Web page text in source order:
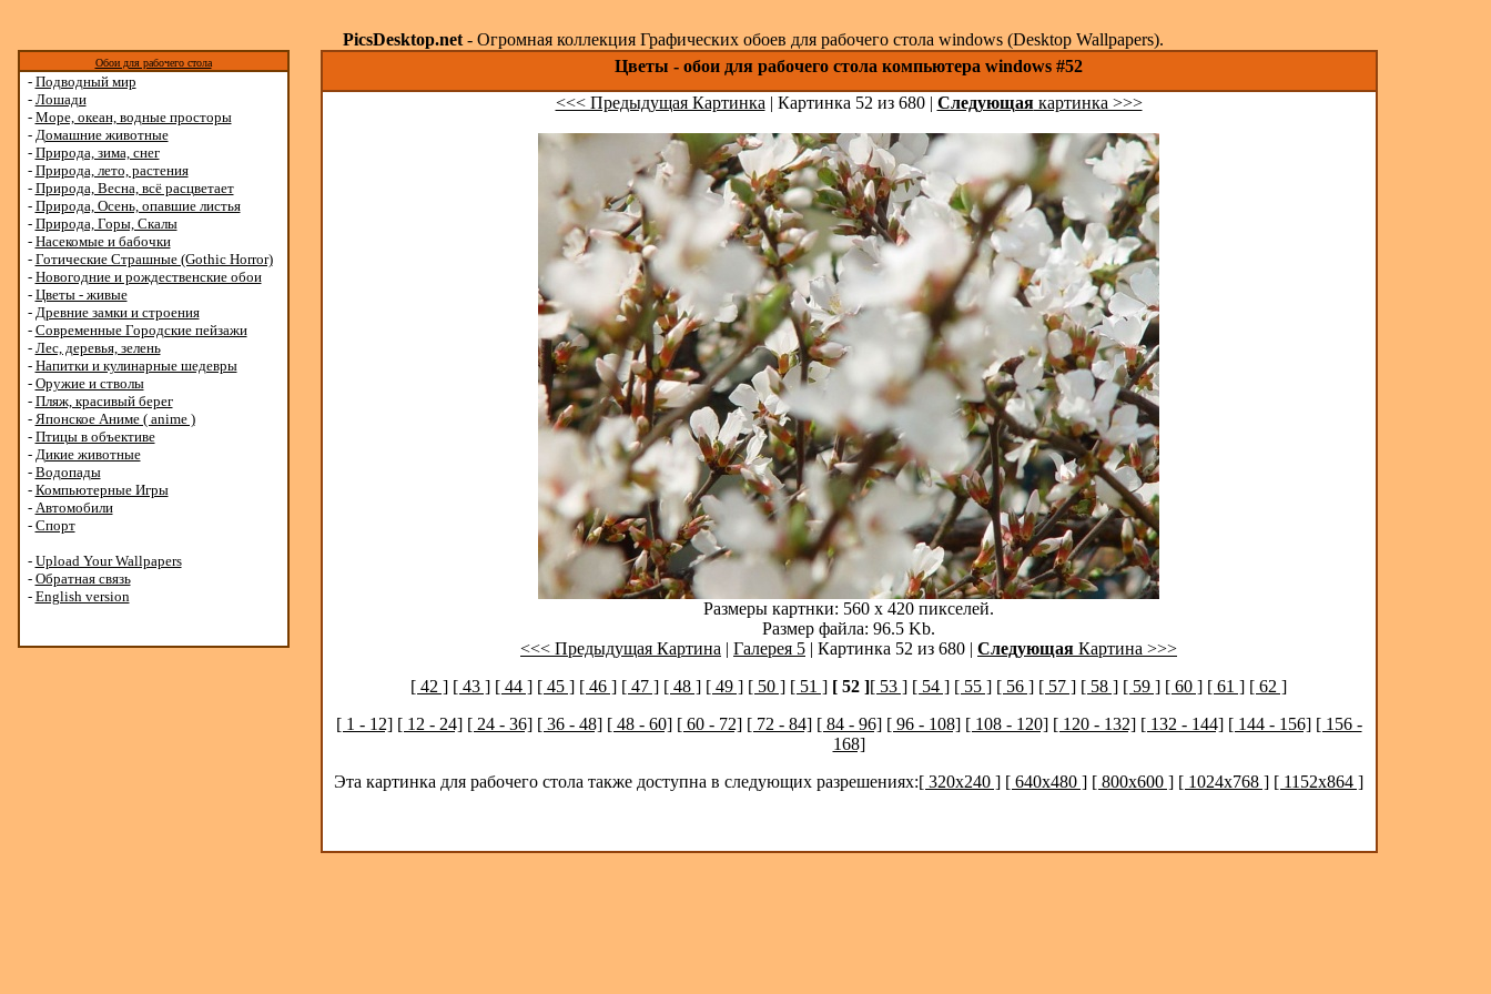
PicsDesktop.net- Огромная коллекция Графических обоев для рабочего стола windows (Desktop Wallpapers).
Обои для рабочего стола
- Подводный мир
- Лошади
- Море, океан, водные просторы
- Домашние животные
- Природа, зима, снег
- Природа, лето, растения
- Природа, Весна, всё расцветает
- Природа, Осень, опавшие листья
- Природа, Горы, Скалы
- Насекомые и бабочки
- Готические Страшные (Gothic Horror)
- Новогодние и рождественские обои
- Цветы - живые
- Древние замки и строения
- Современные Городские пейзажи
- Лес, деревья, зелень
- Напитки и кулинарные шедевры
- Оружие и стволы
- Пляж, красивый берег
- Японское Аниме ( anime )
- Птицы в объективе
- Дикие животные
- Водопады
- Компьютерные Игры
- Автомобили
- Спорт
- Upload Your Wallpapers
- Обратная связь
- English version
Цветы - обои для рабочего стола компьютера windows #52
<<< Предыдущая Картинка | Картинка 52 из 680 | Следующаякартинка >>>
Размеры картнки: 560 x 420 пикселей.
Размер файла: 96.5 Kb.
<<< Предыдущая Картина | Галерея 5 | Картинка 52 из 680 | Следующая Картина >>>
[ 42 ] [ 43 ] [ 44 ] [ 45 ] [ 46 ] [ 47 ] [ 48 ] [ 49 ] [ 50 ] [ 51 ] [ 52 ][ 53 ] [ 54 ] [ 55 ] [ 56 ] [ 57 ] [ 58 ] [ 59 ] [ 60 ] [ 61 ] [ 62 ]
[ 1 - 12] [ 12 - 24] [ 24 - 36] [ 36 - 48] [ 48 - 60] [ 60 - 72] [ 72 - 84] [ 84 - 96] [ 96 - 108] [ 108 - 120] [ 120 - 132] [ 132 - 144] [ 144 - 156] [ 156 -
168]
Эта картинка для рабочего стола также доступна в следующих разрешениях:[ 320x240 ] [ 640x480 ] [ 800x600 ] [ 1024x768 ] [ 1152x864 ]